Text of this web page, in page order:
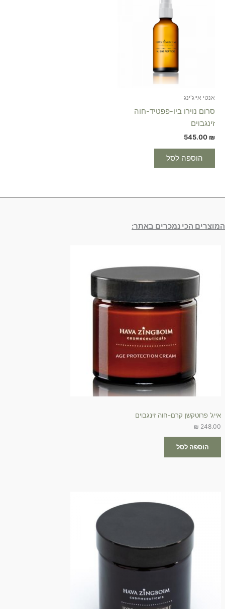
אנטי אייג'ינג
סרום נוירו ביו-פפטיד-חוה
זינגבוים
545.00 ₪
הוספה לסל
המוצרים הכי נמכרים באתר:
אייג’ פרוטקשן קרם-חוה זינגבוים
248.00
₪
הוספה לסל